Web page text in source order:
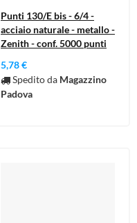
Punti 130/E bis - 6/4 -
acciaio naturale - metallo -
Zenith - conf. 5000 punti
5,78 €
Spedito da Magazzino
Padova